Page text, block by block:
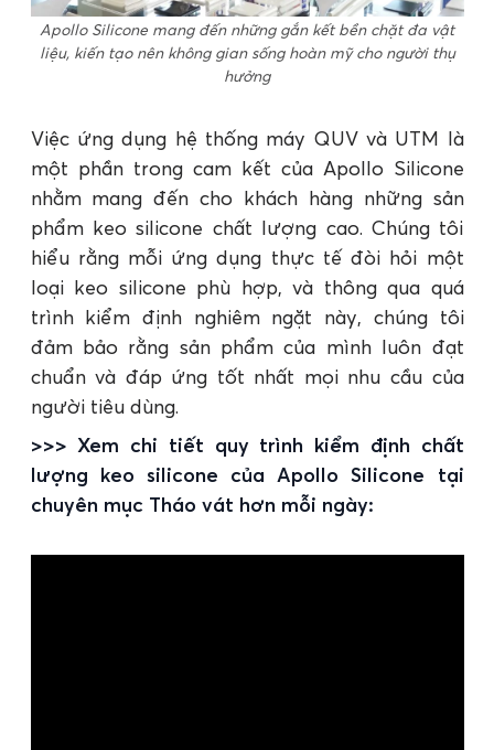
Apollo Silicone mang đến những gắn kết bền chặt đa vật
liệu, kiến tạo nên không gian sống hoàn mỹ cho người thụ
hưởng
Việc ứng dụng hệ thống máy QUV và UTM là
một phần trong cam kết của Apollo Silicone
nhằm mang đến cho khách hàng những sản
phẩm keo silicone chất lượng cao. Chúng tôi
hiểu rằng mỗi ứng dụng thực tế đòi hỏi một
loại keo silicone phù hợp, và thông qua quá
trình kiểm định nghiêm ngặt này, chúng tôi
đảm bảo rằng sản phẩm của mình luôn đạt
chuẩn và đáp ứng tốt nhất mọi nhu cầu của
người tiêu dùng.
>>> Xem chi tiết quy trình kiểm định chất
lượng keo silicone của Apollo Silicone tại
chuyên mục Tháo vát hơn mỗi ngày: